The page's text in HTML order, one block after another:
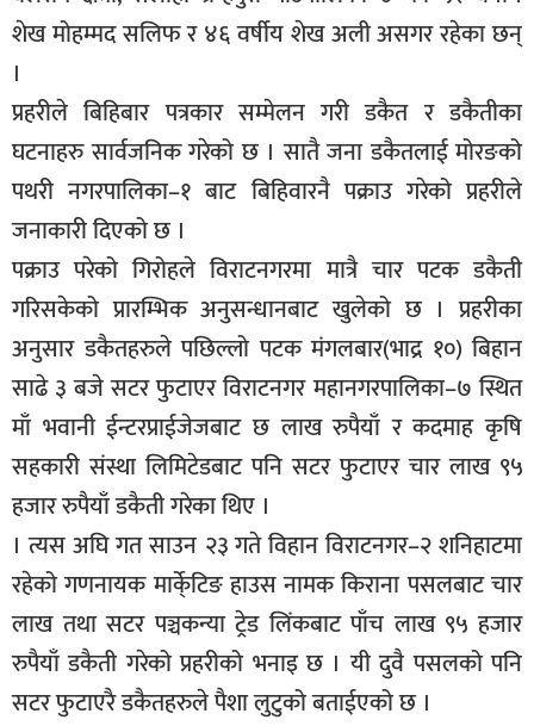
शेख मोहम्मद सलिफ र ४६ वर्षीय शेख अली असगर रहेका छन्
।
प्रहरीले बिहिबार पत्रकार सम्मेलन गरी डकैत र डकैतीका
घटनाहरु सार्वजनिक गरेको छ । सातै जना डकैतलाई मोरङको
पथरी नगरपालिका–१ बाट बिहिवारनै पक्राउ गरेको प्रहरीले
जनाकारी दिएको छ ।
पक्राउ परेको गिरोहले विराटनगरमा मात्रै चार पटक डकैती
गरिसकेको प्रारम्भिक अनुसन्धानबाट खुलेको छ । प्रहरीका
अनुसार डकैतहरुले पछिल्लो पटक मंगलबार(भाद्र १०) बिहान
साढे ३ बजे सटर फुटाएर विराटनगर महानगरपालिका–७ स्थित
माँ भवानी ईन्टरप्राईजेजबाट छ लाख रुपैयाँ र कदमाह कृषि
सहकारी संस्था लिमिटेडबाट पनि सटर फुटाएर चार लाख ९५
हजार रुपैयाँ डकैती गरेका थिए ।
। त्यस अघि गत साउन २३ गते विहान विराटनगर–२ शनिहाटमा
रहेको गणनायक मार्के्टिङ हाउस नामक किराना पसलबाट चार
लाख तथा सटर पञ्चकन्या ट्रेड लिंकबाट पाँच लाख ९५ हजार
रुपैयाँ डकैती गरेको प्रहरीको भनाइ छ । यी दुवै पसलको पनि
सटर फुटाएरै डकैतहरुले पैशा लुटुको बताईएको छ ।